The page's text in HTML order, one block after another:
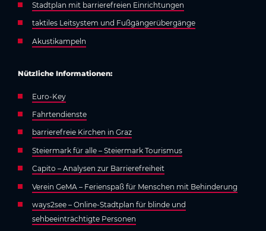
Stadtplan mit barrierefreien Einrichtungen
taktiles Leitsystem und Fußgängerübergänge
Akustikampeln
Nützliche Informationen:
Euro-Key
Fahrtendienste
barrierefreie Kirchen in Graz
Steiermark für alle – Steiermark Tourismus
Capito – Analysen zur Barrierefreiheit
Verein GeMA – Ferienspaß für Menschen mit Behinderung
ways2see – Online-Stadtplan für blinde und
sehbeeinträchtigte Personen